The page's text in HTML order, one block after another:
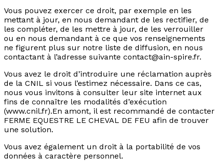
Vous pouvez exercer ce droit, par exemple en les
mettant à jour, en nous demandant de les rectifier, de
les compléter, de les mettre à jour, de les verrouiller
ou en nous demandant à ce que vos renseignements
ne figurent plus sur notre liste de diffusion, en nous
contactant à l’adresse suivante contact@ain-spire.fr.
Vous avez le droit d’introduire une réclamation auprès
de la CNIL si vous l’estimez nécessaire. Dans ce cas,
nous vous invitons à consulter leur site internet aux
fins de connaître les modalités d’exécution
(www.cnil.fr).En amont, il est recommandé de contacter
FERME EQUESTRE LE CHEVAL DE FEU afin de trouver
une solution.
Vous avez également un droit à la portabilité de vos
données à caractère personnel.